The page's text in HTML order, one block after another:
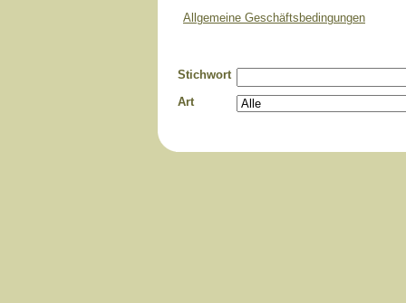
Allgemeine Geschäftsbedingungen
Stichwort
Art